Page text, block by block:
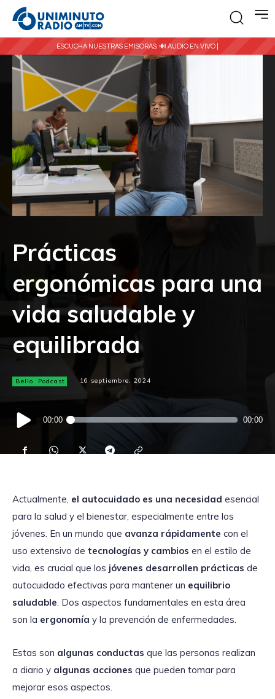
ESCUCHA NUESTRAS EMISORAS: 🔊 AUDIO EN VIVO |
Prácticas
ergonómicas para una
vida saludable y
equilibrada
Bello Podcast 16 septiembre, 2024
Reproductor
de
00:00 00:00
Actualmente, el autocuidado es una necesidad esencial
para la salud y el bienestar, especialmente entre los
jóvenes. En un mundo que avanza rápidamente con el
uso extensivo de tecnologías y cambios en el estilo de
vida, es crucial que los jóvenes desarrollen prácticas de
autocuidado efectivas para mantener un equilibrio
saludable . Dos aspectos fundamentales en esta área
son la ergonomía y la prevención de enfermedades.
Estas son algunas conductas que las personas realizan
a diario y algunas acciones que pueden tomar para
mejorar esos aspectos.